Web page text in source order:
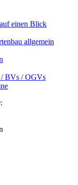
einen Blick
allgemein
BVs / OGVs